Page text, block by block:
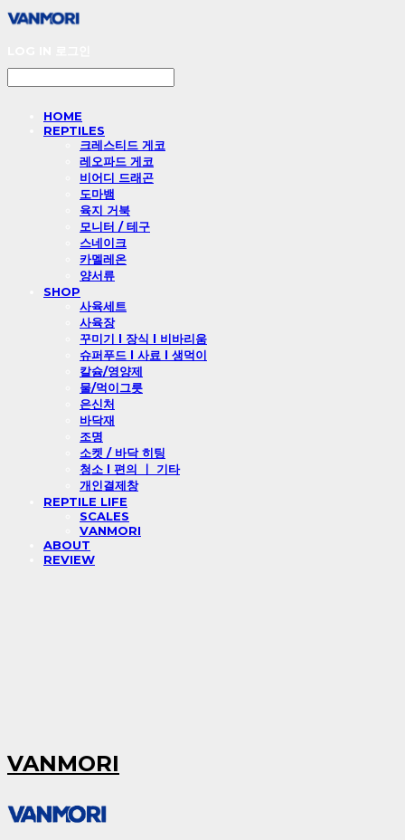
HOME
REPTILES
크레스티드 게코
레오파드 게코
비어디 드래곤
도마뱀
육지 거북
모니터 / 테구
스네이크
카멜레온
양서류
SHOP
사육세트
사육장
꾸미기 l 장식 l 비바리움
슈퍼푸드 l 사료 l 생먹이
칼슘/영양제
물/먹이그릇
은신처
바닥재
조명
소켓 / 바닥 히팅
청소 l 편의 ㅣ 기타
개인결제창
REPTILE LIFE
SCALES
VANMORI
ABOUT
REVIEW
VANMORI